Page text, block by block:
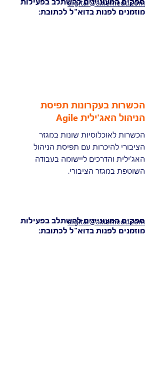
הכשרות בעקרונות תפיסת
הניהול האג'ילית Agile
הכשרות לאוכלוסיות שונות במגזר
הציבורי להיכרות עם תפיסת הניהול
האג'ילית והדרכים ליישומה בעבודה
השוטפת במגזר הציבורי.
ספקים המעוניינים להשתלב בפעילות
מוזמנים לפנות בדוא"ל לכתובת:
digital@axiomedu.com
digital@axiomedu.com
מוזמנים לפנות בדוא"ל לכתובת: